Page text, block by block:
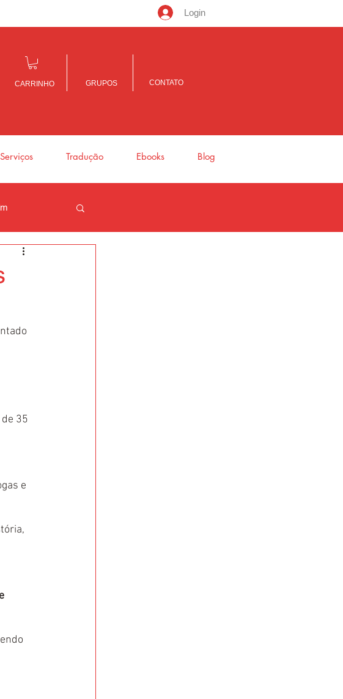
Login
CARRINHO GRUPOS CONTATO
Serviços Tradução Ebooks Blog
35
e